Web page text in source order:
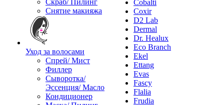
Скраб/ Пилинг
Снятие макияжа
Уход за волосами
Спрей/ Мист
Филлер
Сыворотка/
Эссенция/ Масло
Кондиционер
Cobalti
Coxir
D2 Lab
Dermal
Dr. Healux
Eco Branch
Ekel
Ettang
Evas
Fascy
Flalia
Frudia